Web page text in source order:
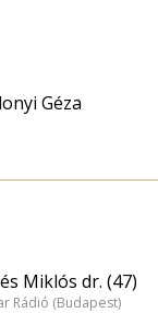
Géza
Miklós dr. (47)
Rádió (Budapest)